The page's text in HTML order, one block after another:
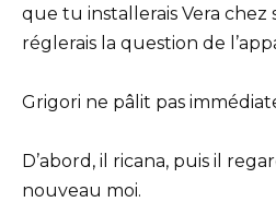
que tu installerais Vera chez
réglerais la question de
Grigori ne pâlit pas
D’abord, il ricana, puis il
nouveau moi.